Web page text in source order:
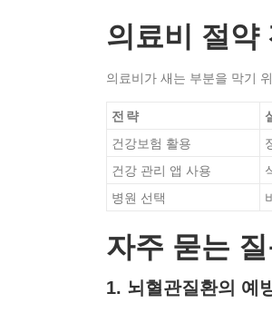
의료비 절약
의료비가 새는 부분을 막기
전략
건강보험 활용
건강 관리 앱 사용
병원 선택
자주 묻는
1. 뇌혈관질환의 예